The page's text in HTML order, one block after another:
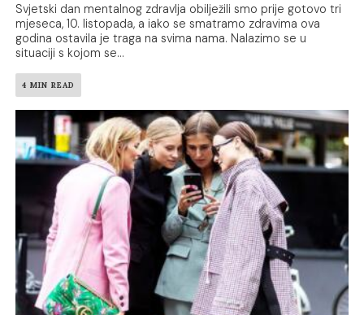
Svjetski dan mentalnog zdravlja obilježili smo prije gotovo tri
mjeseca, 10. listopada, a iako se smatramo zdravima ova
godina ostavila je traga na svima nama. Nalazimo se u
situaciji s kojom se...
4 MIN READ